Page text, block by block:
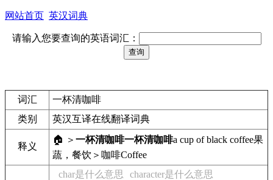
网站首页 英汉词典
请输入您要查询的英语词汇：
词汇
一杯清咖啡
类别
英汉互译在线翻译词典
释义
🏠 ＞ 一杯清咖啡一杯清咖啡a cup of black coffee果
蔬，餐饮＞咖啡Coffee
char是什么意思
character是什么意思